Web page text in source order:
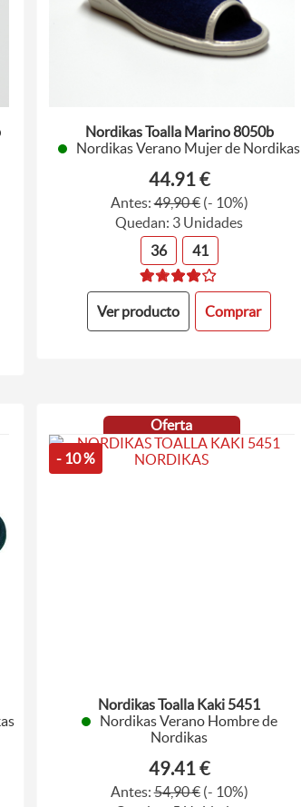
Nordikas Toalla Marino 8050b
Nordikas Verano Mujer de Nordikas
44.91 €
Antes:49,90 €(- 10%)
Quedan: 3 Unidades
36
41
Ver producto Comprar
Oferta
- 10 %
Nordikas Toalla Kaki 5451
Nordikas Verano Hombre de
Nordikas
49.41 €
Antes:54,90 €(- 10%)